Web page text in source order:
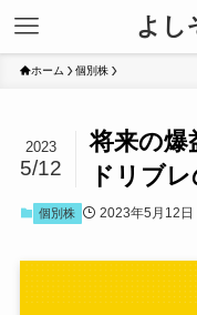
よし
ホーム 個別株
将来の爆
ドリブ
2023
5/12
個別株 2023年5月12日